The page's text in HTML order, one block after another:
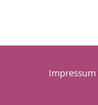
Impressum